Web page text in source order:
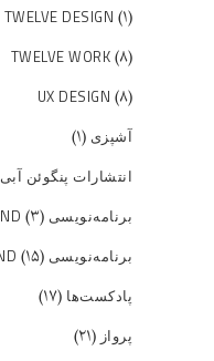
TWELVE DESIGN (۱)
TWELVE WORK (۸)
UX DESIGN (۸)
آشپزی (۱)
انتشارات پنگوئن آبی
برنامه‌نویسی BACK END (۳)
برنامه‌نویسی FRONT END (۱۵)
پادکست‌ها (۱۷)
پرواز (۲۱)